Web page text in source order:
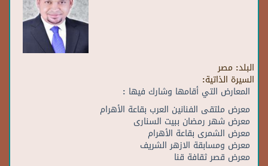
البلد: مصر
السيرة الذاتية:
المعارض التي أقامها وشارك فيها :
معرض ملتقى الفنانين العرب بقاعة الأهرام
معرض شهر رمضان ببيت السنارى
معرض الشمرى بقاعة الأهرام
معرض ومسابقة الازهر الشريف
معرض قصر ثقافة قنا